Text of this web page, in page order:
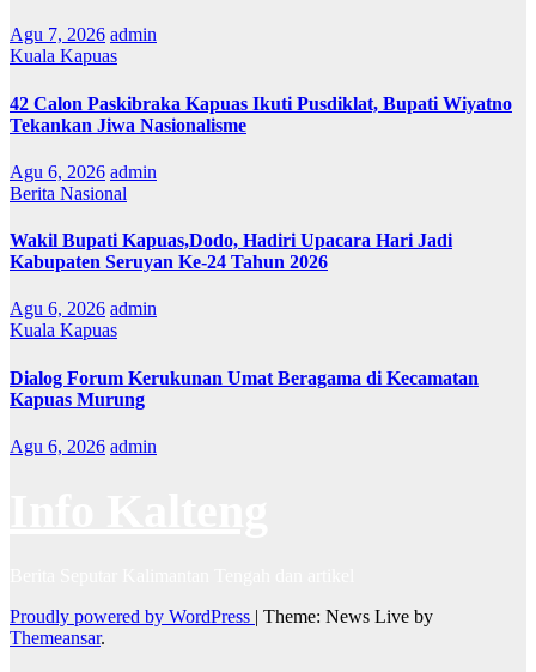
Agu 7, 2026 admin
Kuala Kapuas
42 Calon Paskibraka Kapuas Ikuti Pusdiklat, Bupati Wiyatno
Tekankan Jiwa Nasionalisme
Agu 6, 2026 admin
Berita Nasional
Wakil Bupati Kapuas,Dodo, Hadiri Upacara Hari Jadi
Kabupaten Seruyan Ke-24 Tahun 2026
Agu 6, 2026 admin
Kuala Kapuas
Dialog Forum Kerukunan Umat Beragama di Kecamatan
Kapuas Murung
Agu 6, 2026 admin
Proudly powered by WordPress | Theme: News Live by
Themeansar.